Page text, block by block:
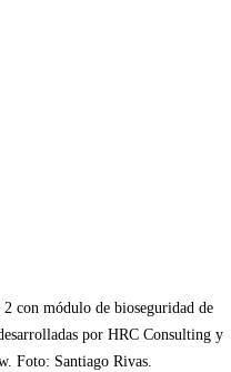
con módulo de bioseguridad de
por HRC Consulting y
Foto: Santiago Rivas.